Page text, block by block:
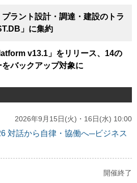
プラント設計・調達・建設のトラ
」に集約
v13.1」をリリース、14の
バックアップ対象に
2026年9月15日(火)・16日(水) 10:00
対話から自律・協働へ─ビジネス
開催終了